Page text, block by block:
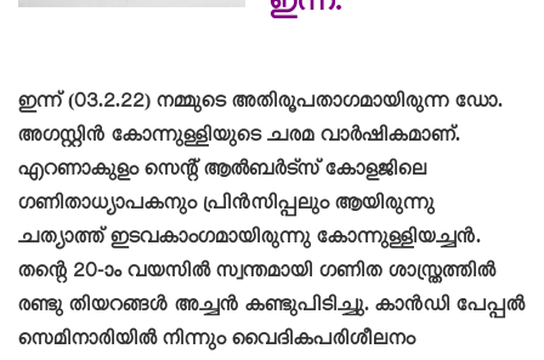
ഇന്ന് (03.2.22) നമ്മുടെ അതിരൂപതാഗമായിരുന്ന ഡോ.
അഗസ്റ്റിൻ കോന്നുള്ളിയുടെ ചരമ വാർഷികമാണ്.
എറണാകുളം സെന്റ് ആൽബർട്സ് കോളജിലെ
ഗണിതാധ്യാപകനും പ്രിൻസിപ്പലും ആയിരുന്നു
ചത്യാത്ത് ഇടവകാംഗമായിരുന്നു കോന്നുള്ളിയച്ചൻ.
തന്റെ 20-ാം വയസിൽ സ്വന്തമായി ഗണിത ശാസ്ത്രത്തിൽ
രണ്ടു തിയറങ്ങൾ അച്ചൻ കണ്ടുപിടിച്ചു. കാൻഡി പേപ്പൽ
സെമിനാരിയിൽ നിന്നും വൈദികപരിശീലനം